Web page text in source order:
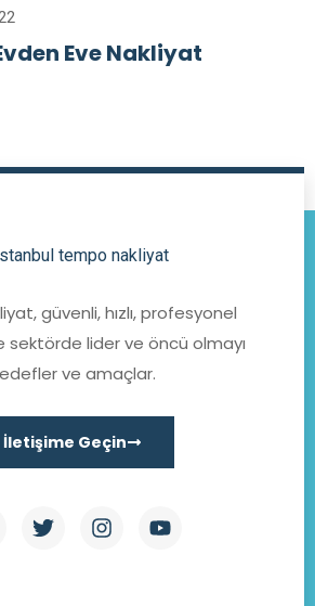
Eve Nakliyat
güvenli, hızlı, profesyonel
sektörde lider ve öncü olmayı
ve amaçlar.
İletişime Geçin